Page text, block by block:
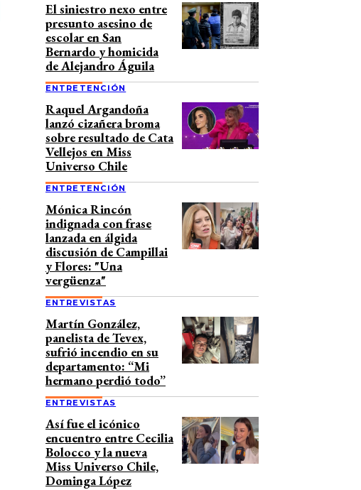
El siniestro nexo entre
presunto asesino de
escolar en San
Bernardo y homicida
de Alejandro Águila
ENTRETENCIÓN
Raquel Argandoña
lanzó cizañera broma
sobre resultado de Cata
Vellejos en Miss
Universo Chile
ENTRETENCIÓN
Mónica Rincón
indignada con frase
lanzada en álgida
discusión de Campillai
y Flores: "Una
vergüenza"
ENTREVISTAS
Martín González,
panelista de Tevex,
sufrió incendio en su
departamento: “Mi
hermano perdió todo”
ENTREVISTAS
Así fue el icónico
encuentro entre Cecilia
Bolocco y la nueva
Miss Universo Chile,
Dominga López